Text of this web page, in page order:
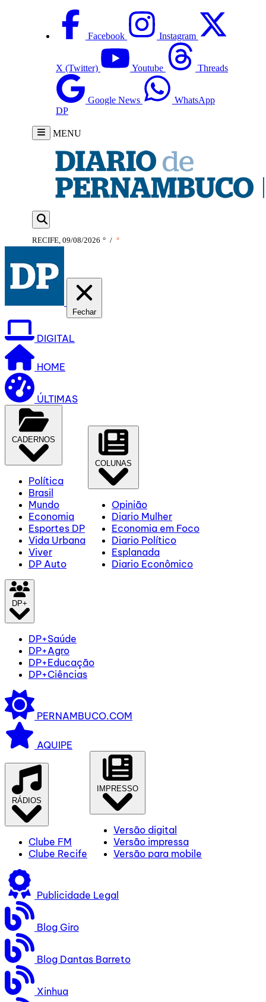
Facebook Instagram
X (Twitter) Youtube Threads
Google News
WhatsApp
DP
MENU
RECIFE, 09/08/2026 ° / °
Fechar
DIGITAL
HOME
ÚLTIMAS
CADERNOS
Política
Brasil
Mundo
Economia
Esportes DP
Vida Urbana
Viver
DP Auto
COLUNAS
Opinião
Diario Mulher
Economia em Foco
Diario Político
Esplanada
Diario Econômico
DP+
DP+Saúde
DP+Agro
DP+Educação
DP+Ciências
PERNAMBUCO.COM
AQUIPE
RÁDIOS
Clube FM
Clube Recife
IMPRESSO
Versão digital
Versão impressa
Versão para mobile
Publicidade Legal
Blog Giro
Blog Dantas Barreto
Xinhua